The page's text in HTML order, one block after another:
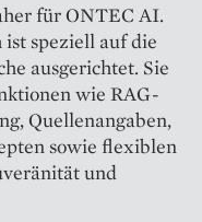
für ONTEC AI.
speziell auf die
ausgerichtet. Sie
wie RAG-
Quellenangaben,
sowie flexiblen
und